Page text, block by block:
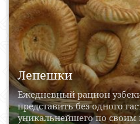
Лепешки
Ежедневный рацион
представить без одного
уникальнейшего по своим